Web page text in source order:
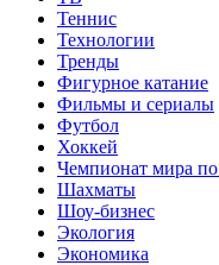
Теннис
Технологии
Тренды
Фигурное катание
Фильмы и сериалы
Футбол
Хоккей
Чемпионат мира
Шахматы
Шоу-бизнес
Экология
Экономика